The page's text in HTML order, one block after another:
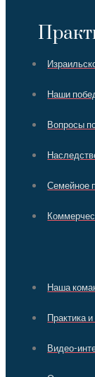
Наши
Вопросы
Семейное
Наша
Практика
Видео-